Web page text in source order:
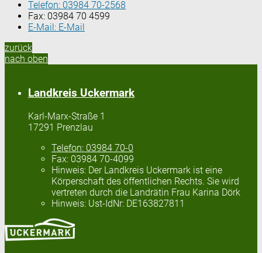
Telefon: 03984 70-2568
Fax: 03984 70 4599
E-Mail: E-Mail
zurück
nach oben
Landkreis Uckermark
Karl-Marx-Straße 1
17291 Prenzlau
Telefon: 03984 70-0
Fax: 03984 70-4099
Hinweis: Der Landkreis Uckermark ist eine
Körperschaft des öffentlichen Rechts. Sie wird
vertreten durch die Landrätin Frau Karina Dörk
Hinweis: Ust-IdNr: DE163827811